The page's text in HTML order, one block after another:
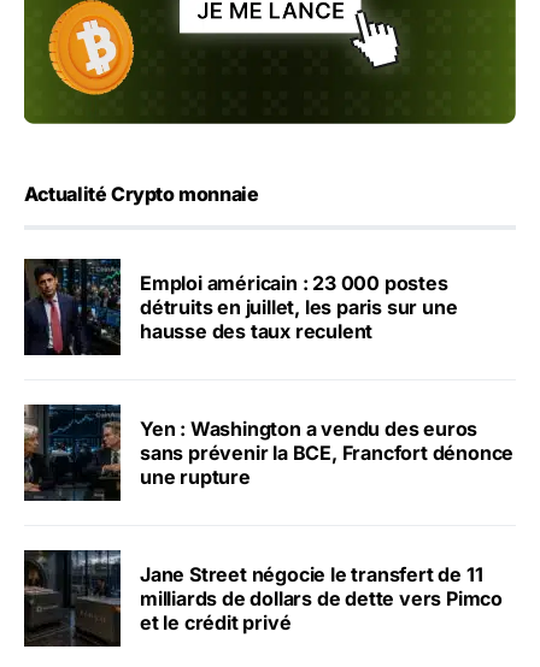
Actualité Crypto monnaie
Emploi américain : 23 000 postes
détruits en juillet, les paris sur une
hausse des taux reculent
Yen : Washington a vendu des euros
sans prévenir la BCE, Francfort dénonce
une rupture
Jane Street négocie le transfert de 11
milliards de dollars de dette vers Pimco
et le crédit privé